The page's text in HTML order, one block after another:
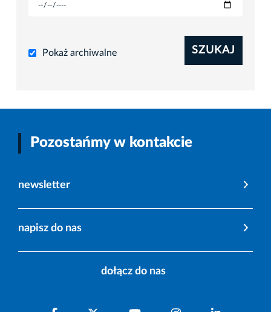
Pokaż archiwalne SZUKAJ
Pozostańmy w kontakcie
newsletter
napisz do nas
dołącz do nas